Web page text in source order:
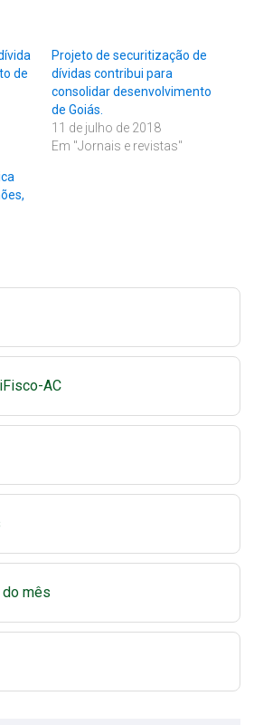
de
Projeto de securitização de
dívidas contribui para
consolidar desenvolvimento
de Goiás.
11 de julho de 2018
Em "Jornais e revistas"
AC
mês